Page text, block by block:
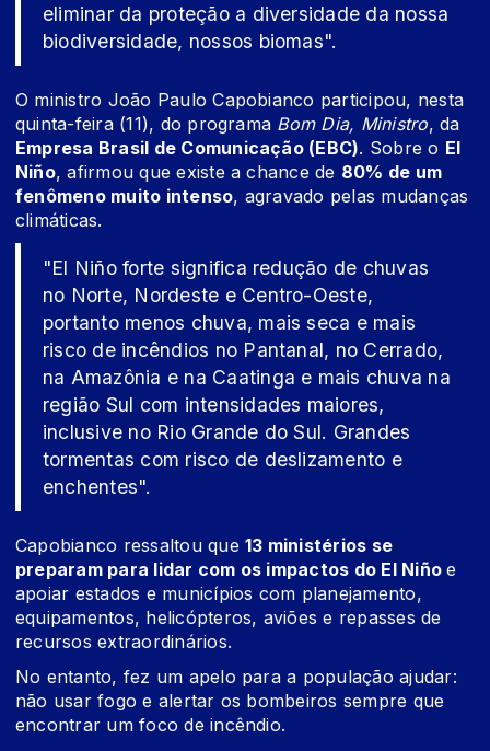
eliminar da proteção a diversidade da nossa
biodiversidade, nossos biomas".
O ministro João Paulo Capobianco participou, nesta
quinta-feira (11), do programa Bom Dia, Ministro, da
Empresa Brasil de Comunicação (EBC). Sobre o El
Niño, afirmou que existe a chance de 80% de um
fenômeno muito intenso, agravado pelas mudanças
climáticas.
"El Niño forte significa redução de chuvas
no Norte, Nordeste e Centro-Oeste,
portanto menos chuva, mais seca e mais
risco de incêndios no Pantanal, no Cerrado,
na Amazônia e na Caatinga e mais chuva na
região Sul com intensidades maiores,
inclusive no Rio Grande do Sul. Grandes
tormentas com risco de deslizamento e
enchentes".
Capobianco ressaltou que 13 ministérios se
preparam para lidar com os impactos do El Niñoe
apoiar estados e municípios com planejamento,
equipamentos, helicópteros, aviões e repasses de
recursos extraordinários.
No entanto, fez um apelo para a população ajudar:
não usar fogo e alertar os bombeiros sempre que
encontrar um foco de incêndio.